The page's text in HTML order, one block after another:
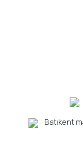
Batıkent